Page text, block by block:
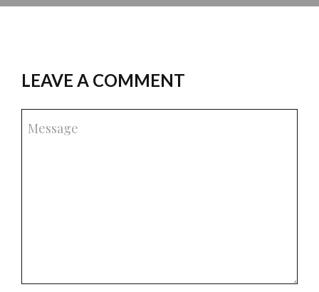
LEAVE A COMMENT